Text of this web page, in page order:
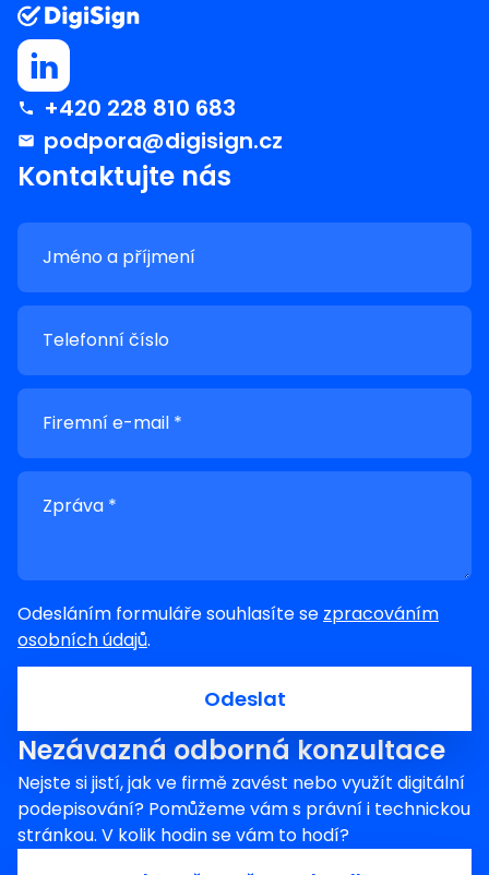
+420 228 810 683
podpora@digisign.cz
Kontaktujte nás
Jméno a příjmení
Telefonní číslo
Firemní e-mail *
Zpráva *
Odesláním formuláře souhlasíte se zpracováním
osobních údajů.
Odeslat
Nezávazná odborná konzultace
Nejste si jistí, jak ve firmě zavést nebo využít digitální
podepisování? Pomůžeme vám s právní i technickou
stránkou. V kolik hodin se vám to hodí?